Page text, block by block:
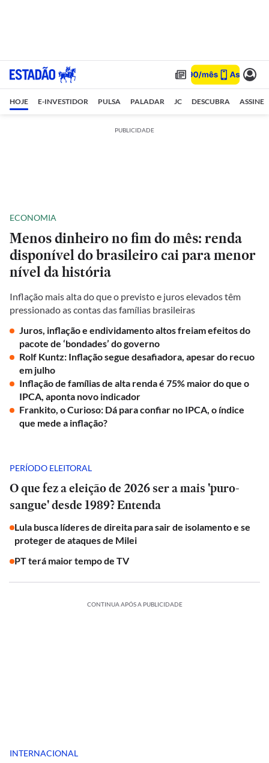
HOJE E-INVESTIDOR PULSA PALADAR JC DESCUBRA ASSINE
PUBLICIDADE
ECONOMIA
Menos dinheiro no fim do mês: renda
disponível do brasileiro cai para menor
nível da história
Inflação mais alta do que o previsto e juros elevados têm
pressionado as contas das famílias brasileiras
Juros, inflação e endividamento altos freiam efeitos do
pacote de ‘bondades’ do governo
Rolf Kuntz: Inflação segue desafiadora, apesar do recuo
em julho
Inflação de famílias de alta renda é 75% maior do que o
IPCA, aponta novo indicador
Frankito, o Curioso: Dá para confiar no IPCA, o índice
que mede a inflação?
PERÍODO ELEITORAL
O que fez a eleição de 2026 ser a mais 'puro-
sangue' desde 1989? Entenda
Lula busca líderes de direita para sair de isolamento e se
proteger de ataques de Milei
PT terá maior tempo de TV
CONTINUA APÓS A PUBLICIDADE
INTERNACIONAL